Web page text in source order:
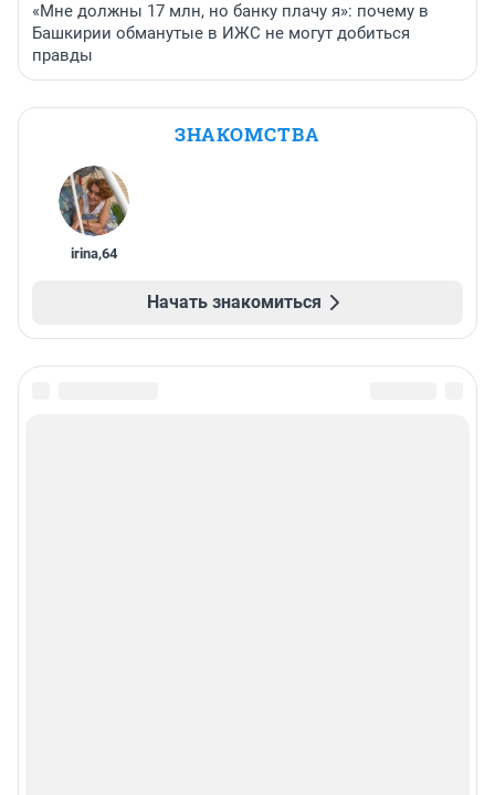
«Мне должны 17 млн, но банку плачу я»: почему в
Башкирии обманутые в ИЖС не могут добиться
правды
ЗНАКОМСТВА
irina,64
Начать знакомиться